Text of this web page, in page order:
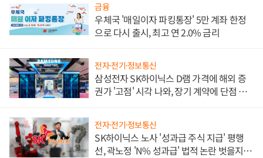
금융
우체국 '매일이자 파킹통장' 5만 계좌 한정
으로 다시 출시, 최고 연 2.0% 금리
전자·전기·정보통신
삼성전자 SK하이닉스 D램 가격에 해외 증
권가 '고점' 시각 나와, 장기 계약에 단점 부
전자·전기·정보통신
SK하이닉스 노사 '성과급 주식 지급' 평행
선, 곽노정 'N% 성과급' 법적 논란 벗을지 주